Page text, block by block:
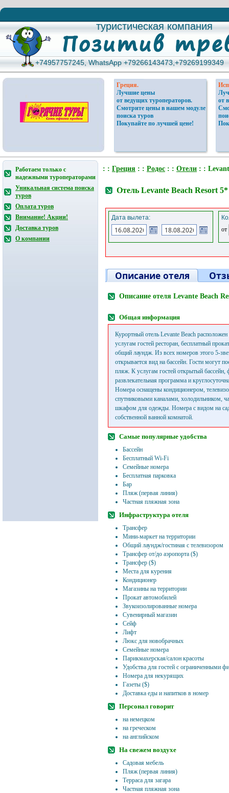
туристическая компания
туристическая компания
+74957757245, WhatsApp +79266143473,+79269199349
+74957757245, WhatsApp +79266143473,+79269199349
Греция.
Лучшие цены
от ведущих туроператоров.
Смотрите цены в нашем модуле
поиска туров
Покупайте по лучшей цене!
от
Работаем только с
надежными туроператорами
Уникальная система поиска
туров
Оплата туров
Внимание! Акции!
Доставка туров
О компании
: : Греция : : Родос : : Отели : :
Отель Levante Beach Resort
Дата вылета:
от
Описание отеля
Описание отеля Levante Beach
Общая информация
Курортный отель Levante Beach
услугам гостей ресторан, бесплатный
общий лаундж. Из всех номеров этого 5-
открывается вид на бассейн. Гости могут
пляж. К услугам гостей открытый бассейн,
развлекательная программа и
Номера оснащены кондиционером,
спутниковыми каналами, холодильником,
шкафом для одежды. Номера с видом на
собственной ванной комнатой.
Самые популярные удобства
Бассейн
Бесплатный Wi-Fi
Семейные номера
Бесплатная парковка
Бар
Пляж (первая линия)
Частная пляжная зона
Инфраструктура отеля
Трансфер
Мини-маркет на территории
Общий лаундж/гостиная с телевизором
Трансфер от/до аэропорта ($)
Трансфер ($)
Места для курения
Кондиционер
Магазины на территории
Прокат автомобилей
Звукоизолированные номера
Сувенирный магазин
Сейф
Лифт
Люкс для новобрачных
Семейные номера
Парикмахерская/салон красоты
Удобства для гостей с ограниченными
Номера для некурящих
Газеты ($)
Доставка еды и напитков в номер
Персонал говорит
на немецком
на греческом
на английском
На свежем воздухе
Садовая мебель
Пляж (первая линия)
Терраса для загара
Частная пляжная зона